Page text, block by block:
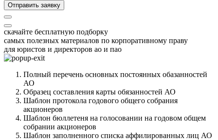
Отправить заявку
скачайте бесплатную подборку
самых полезных материалов по корпоративному праву
для юристов и директоров ао и пао
Полный перечень основных постоянных обазанностей
АО
Образец составления карты обязанностей АО
Шаблон протокола годового общего собрания
акционеров
Шаблон бюллетеня на голосовании на годовом общем
собрании акционеров
Шаблон заполненного списка аффилированных лиц АО